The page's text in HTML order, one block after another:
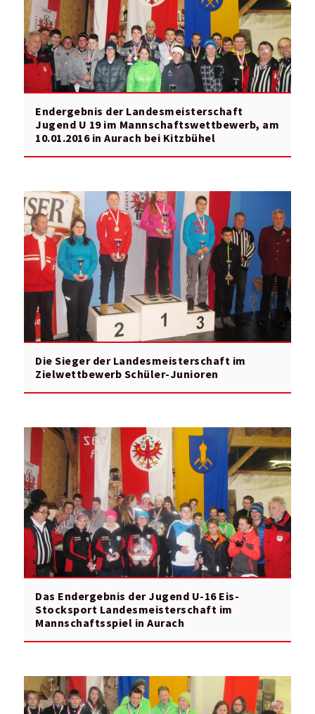
Endergebnis der Landesmeisterschaft
Jugend U 19 im Mannschaftswettbewerb, am
10.01.2016 in Aurach bei Kitzbühel
Die Sieger der Landesmeisterschaft im
Zielwettbewerb Schüler-Junioren
Das Endergebnis der Jugend U-16 Eis-
Stocksport Landesmeisterschaft im
Mannschaftsspiel in Aurach